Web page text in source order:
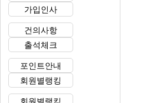
가입인사
건의사항
출석체크
포인트안내
회원별랭킹
회원별랭킹